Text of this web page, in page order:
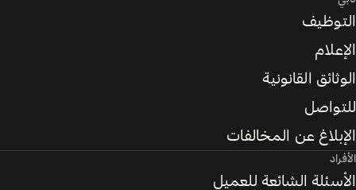
التوظيف
الإعلام
الوثائق القانونية
للتواصل
الإبلاغ عن المخالفات
الأفراد
الأسئلة الشائعة للعميل